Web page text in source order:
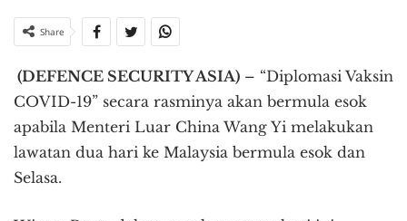
Share
(DEFENCE SECURITY ASIA) – “Diplomasi Vaksin
COVID-19” secara rasminya akan bermula esok
apabila Menteri Luar China Wang Yi melakukan
lawatan dua hari ke Malaysia bermula esok dan
Selasa.